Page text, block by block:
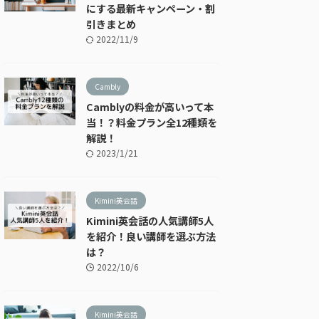
にする最新キャンペーン・割
引きまとめ
2022/11/9
Cambly
Camblyの料金が高いって本
当！？料金プラン全12種類を
解説！
2023/1/21
Kimini英会話
Kimini英会話の人気講師5人
を紹介！良い講師を選ぶ方法
は？
2022/10/6
Kimini英会話